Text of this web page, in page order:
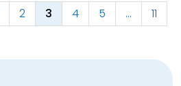
2 3 4 5 ...
11